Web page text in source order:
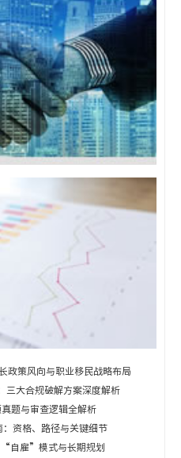
政策风向与职业移民战略布局
三大合规破解方案深度解析
题与审查逻辑全解析
资格、路径与关键细节
“自雇”模式与长期规划